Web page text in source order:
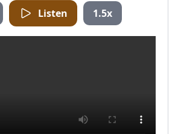
Listen 1.5x